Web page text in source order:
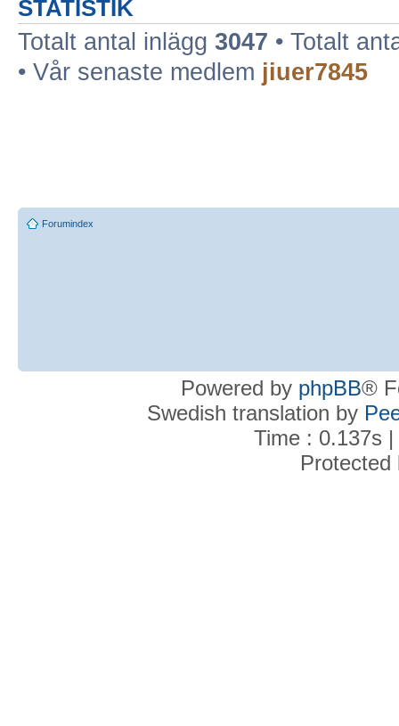
STATISTIK
Totalt antal inlägg 3047 • Totalt
• Vår senaste medlem jiuer7845
Forumindex
Powered by phpBB®
Swedish translation by
Time : 0.137s